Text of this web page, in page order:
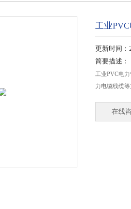
工业
更新时间：
简要描述：
工业PVC电
力电缆线缆
在线